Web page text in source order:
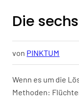
Die
von PINKTUM
Wenn es um die
Methoden: